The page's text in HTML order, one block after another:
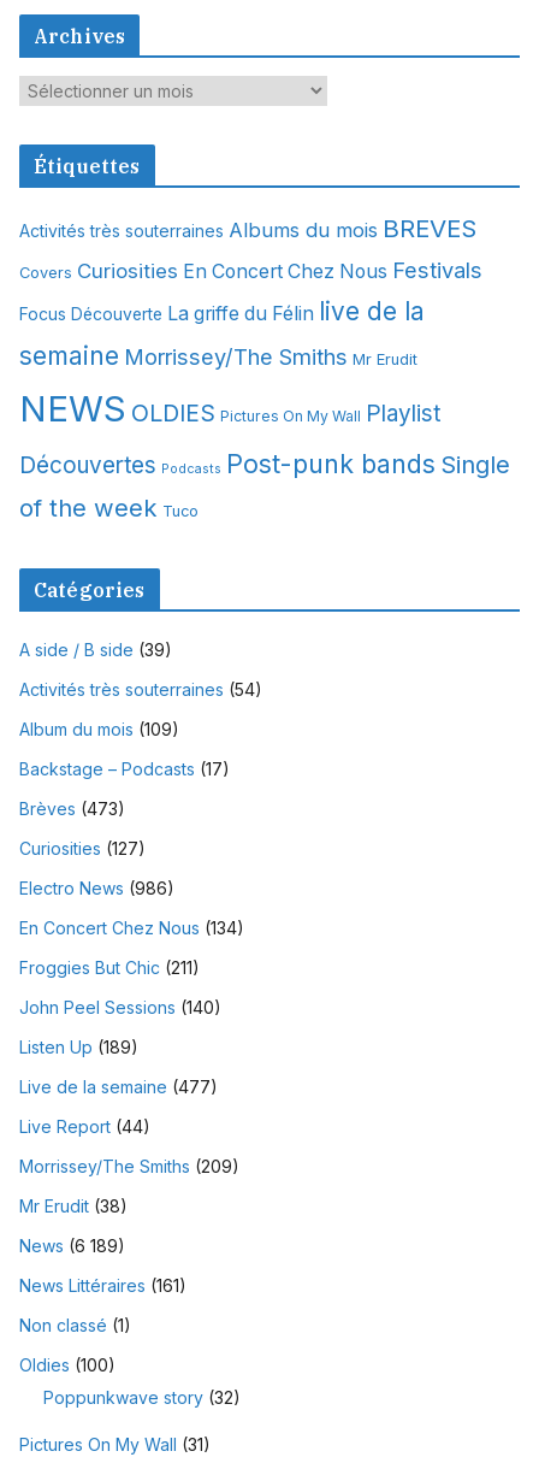
Archives
A
c
v
e
Étiquettes
Activités très souterraines Albums du mois BREVES
Covers Curiosities En Concert Chez Nous Festivals
Focus Découverte La griffe du Félin live de la
semaine Morrissey/The Smiths Mr Erudit
NEWS OLDIES Pictures On My Wall Playlist
Découvertes Podcasts Post-punk bands Single
of the week Tuco
Catégories
A side / B side (39)
Activités très souterraines (54)
Album du mois (109)
Backstage – Podcasts (17)
Brèves (473)
Curiosities (127)
Electro News (986)
En Concert Chez Nous (134)
Froggies But Chic (211)
John Peel Sessions (140)
Listen Up (189)
Live de la semaine (477)
Live Report (44)
Morrissey/The Smiths (209)
Mr Erudit (38)
News (6 189)
News Littéraires (161)
Non classé (1)
Oldies (100)
Poppunkwave story (32)
Pictures On My Wall (31)